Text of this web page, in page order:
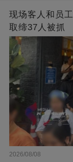
现场客人和员
取缔37人被抓
2026/08/08